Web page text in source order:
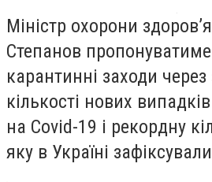
Міністр охорони
Степанов
карантинні заходи
кількості нових
на Covid-19 і рекордну
яку в Україні